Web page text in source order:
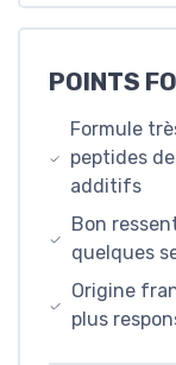
POINTS
Formule
peptides
additifs
Bon
quelques
Origine
plus